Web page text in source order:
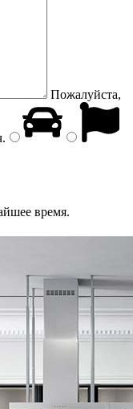
Пожалуйста,
.
время.